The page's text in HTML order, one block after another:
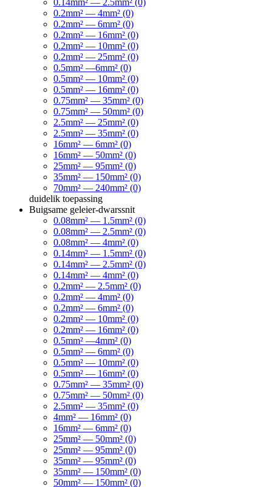
0.2mm² — 4mm² (0)
0.2mm² — 6mm² (0)
0.2mm² — 16mm² (0)
0.2mm² — 10mm² (0)
0.2mm² — 25mm² (0)
0.5mm² —6mm² (0)
0.5mm² — 10mm² (0)
0.5mm² — 16mm² (0)
0.75mm² — 35mm² (0)
0.75mm² — 50mm² (0)
2.5mm² — 25mm² (0)
2.5mm² — 35mm² (0)
16mm² — 6mm² (0)
16mm² — 50mm² (0)
25mm² — 95mm² (0)
35mm² — 150mm² (0)
70mm² — 240mm² (0)
duidelik toepassing
Buigsame geleier-dwarssnit
0.08mm² — 1.5mm² (0)
0.08mm² — 2.5mm² (0)
0.08mm² — 4mm² (0)
0.14mm² — 1.5mm² (0)
0.14mm² — 2.5mm² (0)
0.14mm² — 4mm² (0)
0.2mm² — 2.5mm² (0)
0.2mm² — 4mm² (0)
0.2mm² — 6mm² (0)
0.2mm² — 10mm² (0)
0.2mm² — 16mm² (0)
0.5mm² —4mm² (0)
0.5mm² — 6mm² (0)
0.5mm² — 10mm² (0)
0.5mm² — 16mm² (0)
0.75mm² — 35mm² (0)
0.75mm² — 50mm² (0)
2.5mm² — 35mm² (0)
4mm² — 16mm² (0)
16mm² — 6mm² (0)
25mm² — 50mm² (0)
25mm² — 95mm² (0)
35mm² — 95mm² (0)
35mm² — 150mm² (0)
50mm² — 150mm² (0)